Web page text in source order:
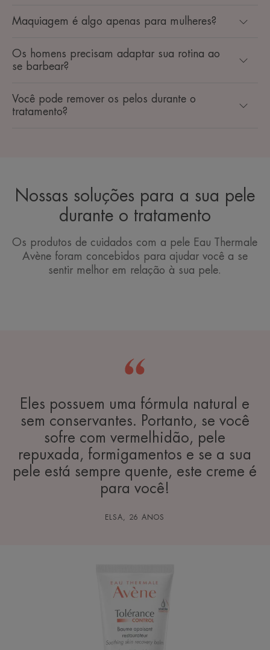
Maquiagem é algo apenas para mulheres?
Os homens precisam adaptar sua rotina ao
se barbear?
Você pode remover os pelos durante o
tratamento?
Nossas soluções para a sua pele
durante o tratamento
Os produtos de cuidados com a pele Eau Thermale
Avène foram concebidos para ajudar você a se
sentir melhor em relação à sua pele.
Eles possuem uma fórmula natural e
sem conservantes. Portanto, se você
sofre com vermelhidão, pele
repuxada, formigamentos e se a sua
pele está sempre quente, este creme é
para você!
ELSA, 26 ANOS